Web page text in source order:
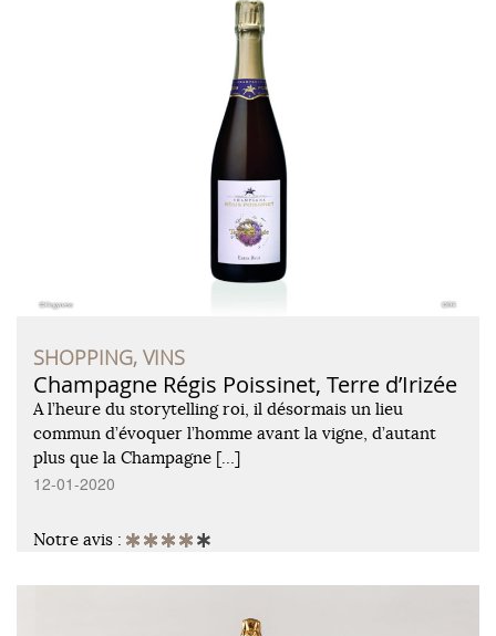
SHOPPING, VINS
Champagne Régis Poissinet, Terre d’Irizée
A l’heure du storytelling roi, il désormais un lieu
commun d’évoquer l’homme avant la vigne, d’autant
plus que la Champagne […]
12-01-2020
Notre avis :